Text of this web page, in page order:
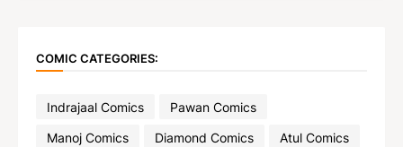
COMIC CATEGORIES:
Indrajaal Comics
Pawan Comics
Manoj Comics
Diamond Comics
Atul Comics